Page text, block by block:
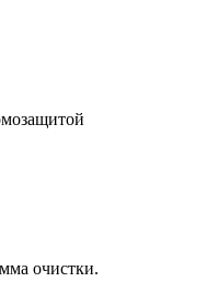
очистки.